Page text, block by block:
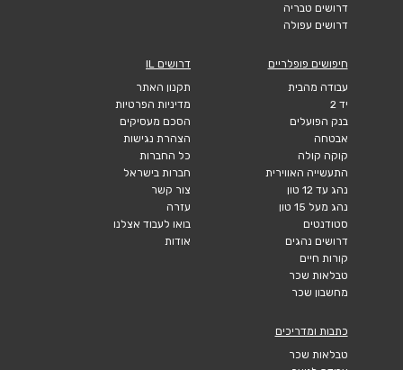
דרושים טבריה
דרושים עפולה
חיפושים פופלריים
עבודה מהבית
יד 2
בנק הפועלים
אבטחה
קוקה קולה
התעשייה האווירית
נהג עד 12 טון
נהג מעל 15 טון
סטודנטים
דרושים נהגים
קורות חיים
טבלאות שכר
מחשבון שכר
דרושים IL
תקנון האתר
מדיניות הפרטיות
הסכם מעסיקים
הצהרת נגישות
כל החברות
חברות בישראל
צור קשר
עזרה
בואו לעבוד אצלנו
אודות
כתבות ומדריכים
טבלאות שכר